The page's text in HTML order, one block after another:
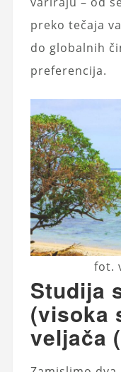
preko tečaja
do globalnih
preferencija.
fot.
Studija
(visoka
veljača